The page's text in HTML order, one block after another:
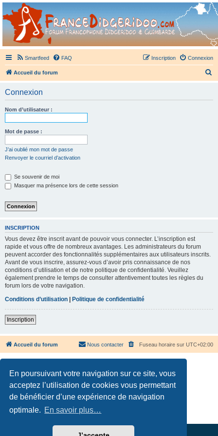
En poursuivant votre navigation sur ce site, vous
acceptez l’utilisation de cookies vous permettant
de bénéficier d’une expérience de navigation
optimale. En savoir plus…
France Didgeridoo
Didgeridoo et Guimbarde sur France Didgeridoo - retrouvez la communauté.
Smartfeed FAQ Connexion
Inscription
Accueil du forum
Connexion
Nom d’utilisateur :
Mot de passe :
J’ai oublié mon mot de passe
Renvoyer le courriel d’activation
Se souvenir de moi
Masquer ma présence lors de cette session
INSCRIPTION
Vous devez être inscrit avant de pouvoir vous connecter. L’inscription est
rapide et vous offre de nombreux avantages. Les administrateurs du forum
peuvent accorder des fonctionnalités supplémentaires aux utilisateurs inscrits.
Avant de vous inscrire, assurez-vous d’avoir pris connaissance de nos
conditions d’utilisation et de notre politique de confidentialité. Veuillez
également prendre le temps de consulter attentivement toutes les règles du
forum lors de votre navigation.
Conditions d’utilisation
Politique de confidentialité
Inscription
Accueil du forum Fuseau horaire sur UTC+02:00
Nous contacter
Développé parphpBB® Forum Software © phpBB Limited
Confidentialité